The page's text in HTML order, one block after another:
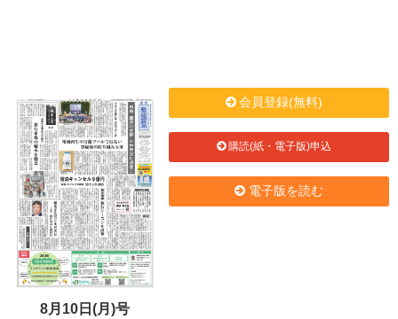
8月10日(月)号
会員登録(無料)
購読(紙・電子版)申込
電子版を読む